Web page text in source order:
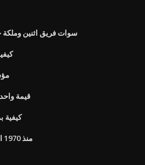
سوات فريق اثنين وملكة
قيمة واحد
كيفية
منذ 1970 الولايات المتحدة الميزان التجاري له